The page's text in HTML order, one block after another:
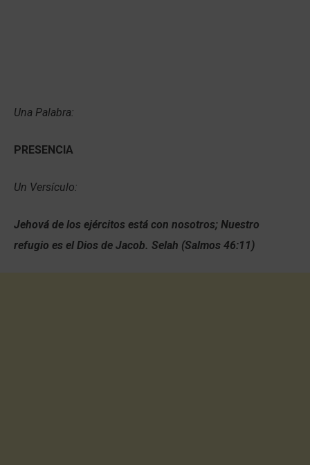
Una Palabra:
PRESENCIA
Un Versículo:
Jehová de los ejércitos está con nosotros; Nuestro
refugio es el Dios de Jacob. Selah (Salmos 46:11)